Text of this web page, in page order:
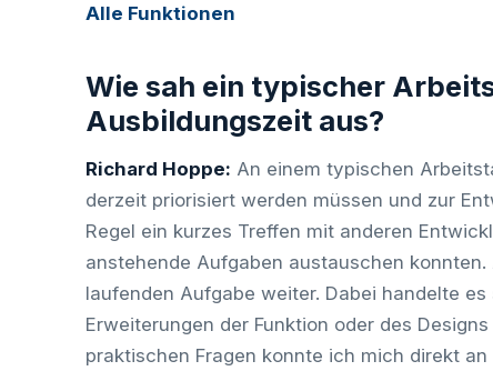
Alle Funktionen
Wie sah ein typischer
Ausbildungszeit aus?
Richard Hoppe: An einem typischen
derzeit priorisiert werden müssen und zur
Regel ein kurzes Treffen mit anderen
anstehende Aufgaben austauschen
laufenden Aufgabe weiter. Dabei handelte
Erweiterungen der Funktion oder des
praktischen Fragen konnte ich mich direkt